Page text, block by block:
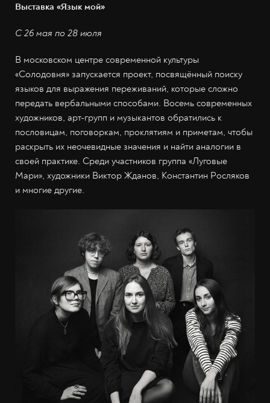
Выставка «Язык мой»
С 26 мая по 28 июля
В московском центре современной культуры
«Солодовня» запускается проект, посвящённый поиску
языков для выражения переживаний, которые сложно
передать вербальными способами. Восемь современных
художников, арт-групп и музыкантов обратились к
пословицам, поговоркам, проклятиям и приметам, чтобы
раскрыть их неочевидные значения и найти аналогии в
своей практике. Среди участников группа «Луговые
Мари», художники Виктор Жданов, Константин Росляков
и многие другие.